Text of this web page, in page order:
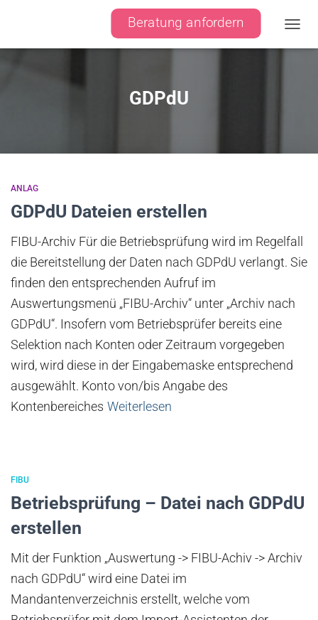
Beratung anfordern
GDPdU
ANLAG
GDPdU Dateien erstellen
FIBU-Archiv Für die Betriebsprüfung wird im Regelfall
die Bereitstellung der Daten nach GDPdU verlangt. Sie
finden den entsprechenden Aufruf im
Auswertungsmenü „FIBU-Archiv“ unter „Archiv nach
GDPdU“. Insofern vom Betriebsprüfer bereits eine
Selektion nach Konten oder Zeitraum vorgegeben
wird, wird diese in der Eingabemaske entsprechend
ausgewählt. Konto von/bis Angabe des
Kontenbereiches Weiterlesen
FIBU
Betriebsprüfung – Datei nach GDPdU
erstellen
Mit der Funktion „Auswertung -> FIBU-Achiv -> Archiv
nach GDPdU“ wird eine Datei im
Mandantenverzeichnis erstellt, welche vom